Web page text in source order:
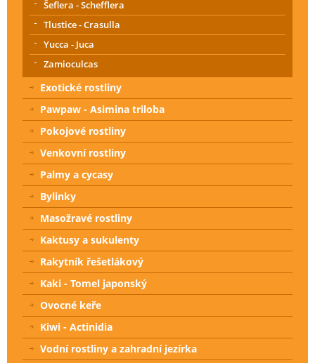
Šeflera - Schefflera
Tlustice - Crasulla
Yucca - Juca
Zamioculcas
Exotické rostliny
Pawpaw - Asimina triloba
Pokojové rostliny
Venkovní rostliny
Palmy a cycasy
Bylinky
Masožravé rostliny
Kaktusy a sukulenty
Rakytník řešetlákový
Kaki - Tomel japonský
Ovocné keře
Kiwi - Actinidia
Vodní rostliny a zahradní jezírka